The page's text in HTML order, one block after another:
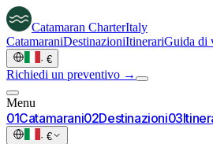
Catamaran CharterItaly
CatamaraniDestinazioniItinerariGuida di
· €
Richiedi un preventivo →
Menu
01Catamarani02Destinazioni03
· €